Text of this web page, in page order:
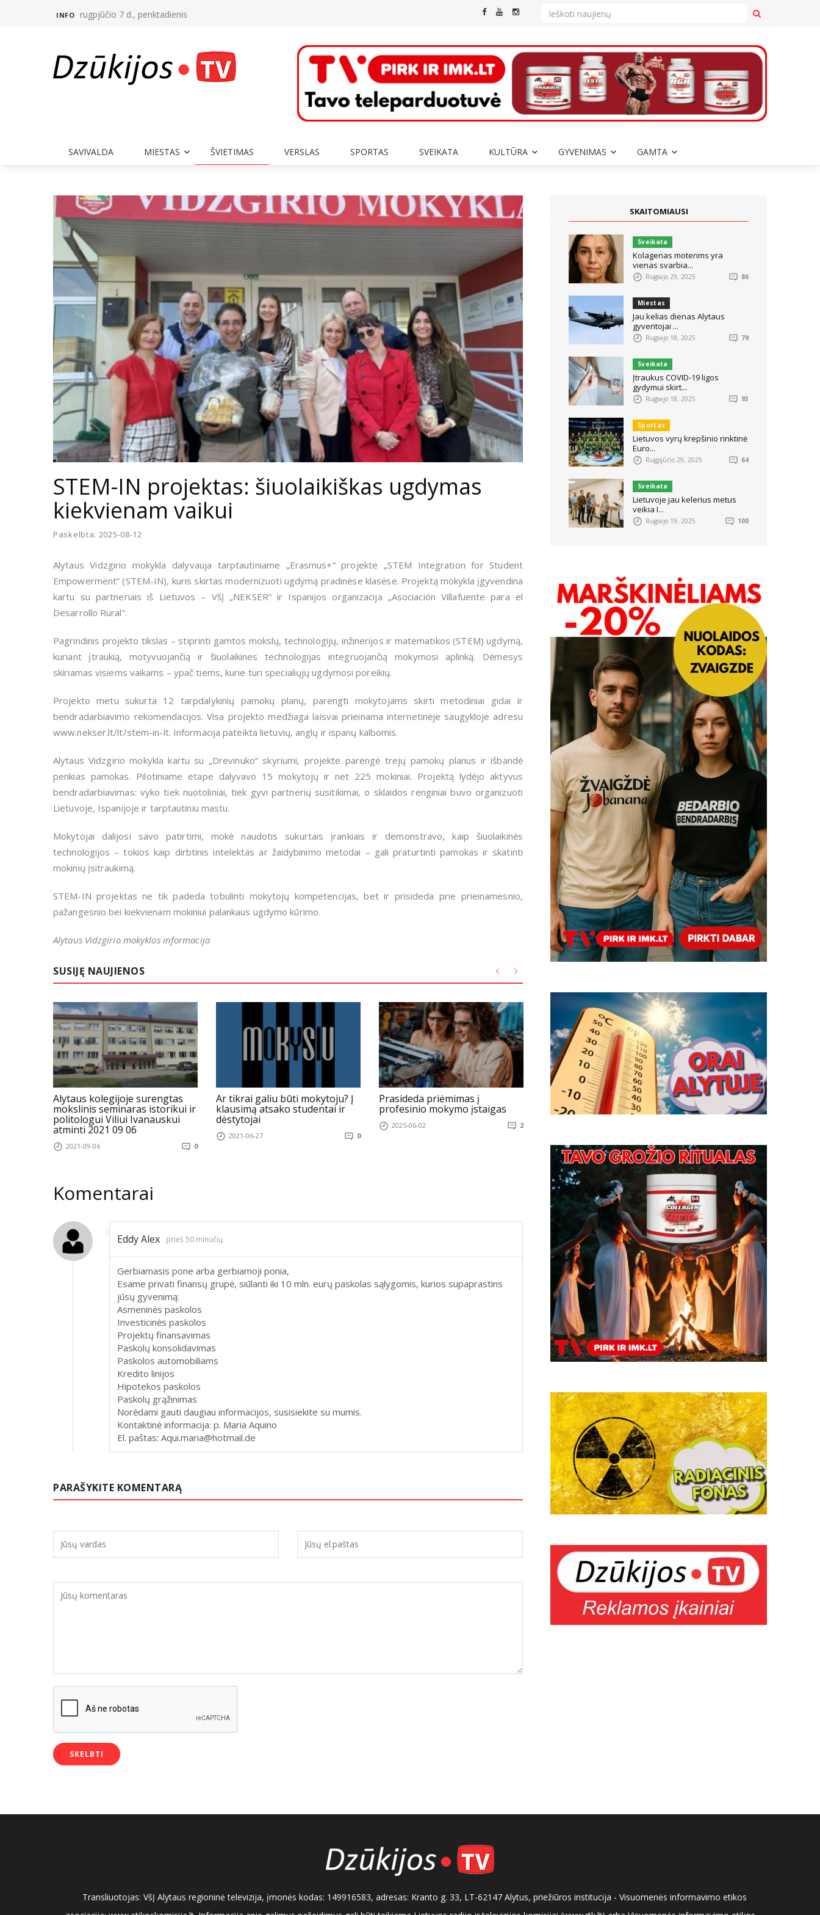
INFO rugpjūčio 7 d., penktadienis
SAVIVALDA MIESTAS ŠVIETIMAS VERSLAS SPORTAS SVEIKATA KULTŪRA GYVENIMAS GAMTA
STEM-IN projektas: šiuolaikiškas ugdymas
kiekvienam vaikui
Paskelbta: 2025-08-12
Alytaus Vidzgirio mokykla dalyvauja tarptautiniame „Erasmus+“ projekte „STEM Integration for Student
Empowerment“ (STEM-IN), kuris skirtas modernizuoti ugdymą pradinėse klasėse. Projektą mokykla įgyvendina
kartu su partneriais iš Lietuvos – VšĮ „NEKSER“ ir Ispanijos organizacija „Asociación Villafuente para el
Desarrollo Rural“.
Pagrindinis projekto tikslas – stiprinti gamtos mokslų, technologijų, inžinerijos ir matematikos (STEM) ugdymą,
kuriant įtraukią, motyvuojančią ir šiuolaikines technologijas integruojančią mokymosi aplinką. Dėmesys
skiriamas visiems vaikams – ypač tiems, kurie turi specialiųjų ugdymosi poreikių.
Projekto metu sukurta 12 tarpdalykinių pamokų planų, parengti mokytojams skirti metodiniai gidai ir
bendradarbiavimo rekomendacijos. Visa projekto medžiaga laisvai prieinama internetinėje saugykloje adresu
www.nekser.lt/lt/stem-in-lt. Informacija pateikta lietuvių, anglų ir ispanų kalbomis.
Alytaus Vidzgirio mokykla kartu su „Drevinuko“ skyriumi, projekte parengė trejų pamokų planus ir išbandė
penkias pamokas. Pilotiniame etape dalyvavo 15 mokytojų ir net 225 mokiniai. Projektą lydėjo aktyvus
bendradarbiavimas: vyko tiek nuotoliniai, tiek gyvi partnerių susitikimai, o sklaidos renginiai buvo organizuoti
Lietuvoje, Ispanijoje ir tarptautiniu mastu.
Mokytojai dalijosi savo patirtimi, mokė naudotis sukurtais įrankiais ir demonstravo, kaip šiuolaikinės
technologijos – tokios kaip dirbtinis intelektas ar žaidybinimo metodai – gali praturtinti pamokas ir skatinti
mokinių įsitraukimą.
STEM-IN projektas ne tik padeda tobulinti mokytojų kompetencijas, bet ir prisideda prie prieinamesnio,
pažangesnio bei kiekvienam mokiniui palankaus ugdymo kūrimo.
Alytaus Vidzgirio mokyklos informacija
SUSIJĘ NAUJIENOS
Alytaus kolegijoje surengtas
mokslinis seminaras istorikui ir
politologui Viliui Ivanauskui
atminti 2021 09 06
2021-09-06 0
Ar tikrai galiu būti mokytoju? Į
klausimą atsako studentai ir
dėstytojai
2021-06-27 0
Prasideda priėmimas į
profesinio mokymo įstaigas
2025-06-02 2
Tarptautiniame kongrese
gatvės darbuotojai džiaugėsi
įgyta patirtimi ir nauja pasienio
2017-12-18 0
Mokytojai siekia
pokyčių – juos pradės 12
mokyklų
Komentarai
Eddy Alex prieš 50 minučių
Gerbiamasis pone arba gerbiamoji ponia,
Esame privati ​​finansų grupė, siūlanti iki 10 mln. eurų paskolas sąlygomis, kurios supaprastins
jūsų gyvenimą:
Asmeninės paskolos
Investicinės paskolos
Projektų finansavimas
Paskolų konsolidavimas
Paskolos automobiliams
Kredito linijos
Hipotekos paskolos
Paskolų grąžinimas
Norėdami gauti daugiau informacijos, susisiekite su mumis.
Kontaktinė informacija: p. Maria Aquino
El. paštas: Aqui.maria@hotmail.de
PARAŠYKITE KOMENTARĄ
SKAITOMIAUSI
Sveikata
Kolagenas moterims yra
vienas svarbia...
Rugsėjo 29, 2025 86
Miestas
Jau kelias dienas Alytaus
gyventojai ...
Rugsėjo 18, 2025 79
Sveikata
Įtraukus COVID-19 ligos
gydymui skirt...
Rugsėjo 18, 2025 93
Sportas
Lietuvos vyrų krepšinio rinktinė
Euro...
Rugpjūčio 29, 2025 64
Sveikata
Lietuvoje jau kelerius metus
veikia I...
Rugsėjo 19, 2025 100
Transliuotojas: VšĮ Alytaus regioninė televizija, įmonės kodas: 149916583, adresas: Kranto g. 33, LT-62147 Alytus, priežiūros institucija - Visuomenės informavimo etikos